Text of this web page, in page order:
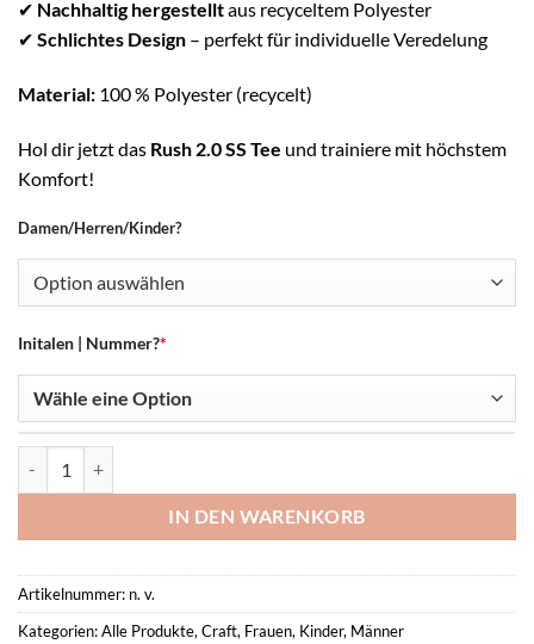
✔ Nachhaltig hergestelltaus recyceltem Polyester
✔ Schlichtes Design – perfekt für individuelle Veredelung
Material: 100 % Polyester (recycelt)
Hol dir jetzt das Rush 2.0 SS Tee und trainiere mit höchstem
Komfort!
Damen/Herren/Kinder?
*
Initalen | Nummer?
IN DEN WARENKORB
Artikelnummer: n. v.
Kategorien:Alle Produkte, Craft, Frauen, Kinder, Männer